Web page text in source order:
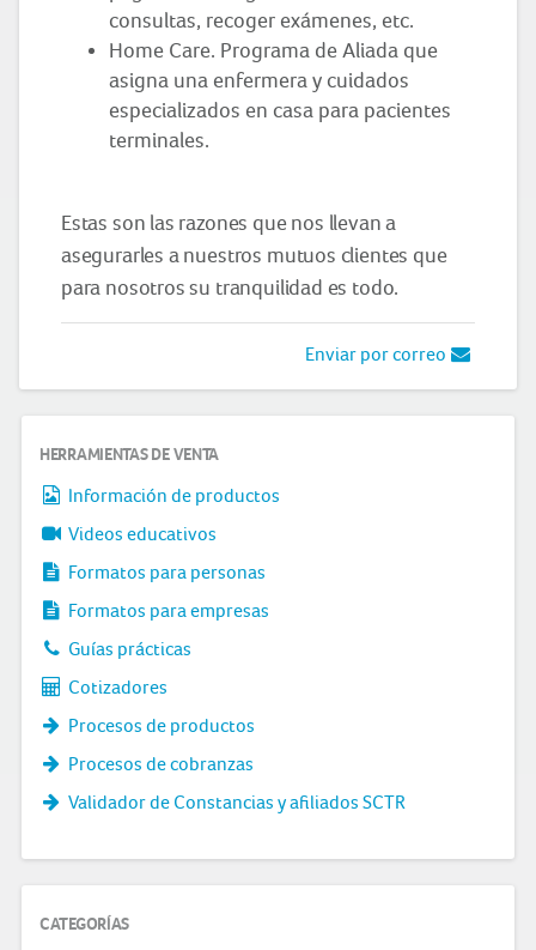
consultas, recoger exámenes, etc.
Home Care. Programa de Aliada que
asigna una enfermera y cuidados
especializados en casa para pacientes
terminales.
Estas son las razones que nos llevan a
asegurarles a nuestros mutuos clientes que
para nosotros su tranquilidad es todo.
Enviar por correo
HERRAMIENTAS DE VENTA
Información de productos
Videos educativos
Formatos para personas
Formatos para empresas
Guías prácticas
Cotizadores
Procesos de productos
Procesos de cobranzas
Validador de Constancias y afiliados SCTR
CATEGORÍAS